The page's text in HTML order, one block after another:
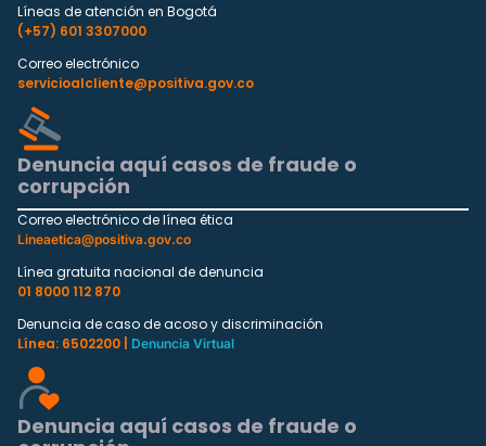
Líneas de atención en Bogotá
(+57) 601 3307000
Correo electrónico
servicioalcliente@positiva.gov.co
Denuncia aquí casos de fraude o
corrupción
Correo electrónico de línea ética
Lineaetica@positiva.gov.co
Línea gratuita nacional de denuncia
01 8000 112 870
Denuncia de caso de acoso y discriminación
Línea: 6502200 |
Denuncia Virtual
Denuncia aquí casos de fraude o